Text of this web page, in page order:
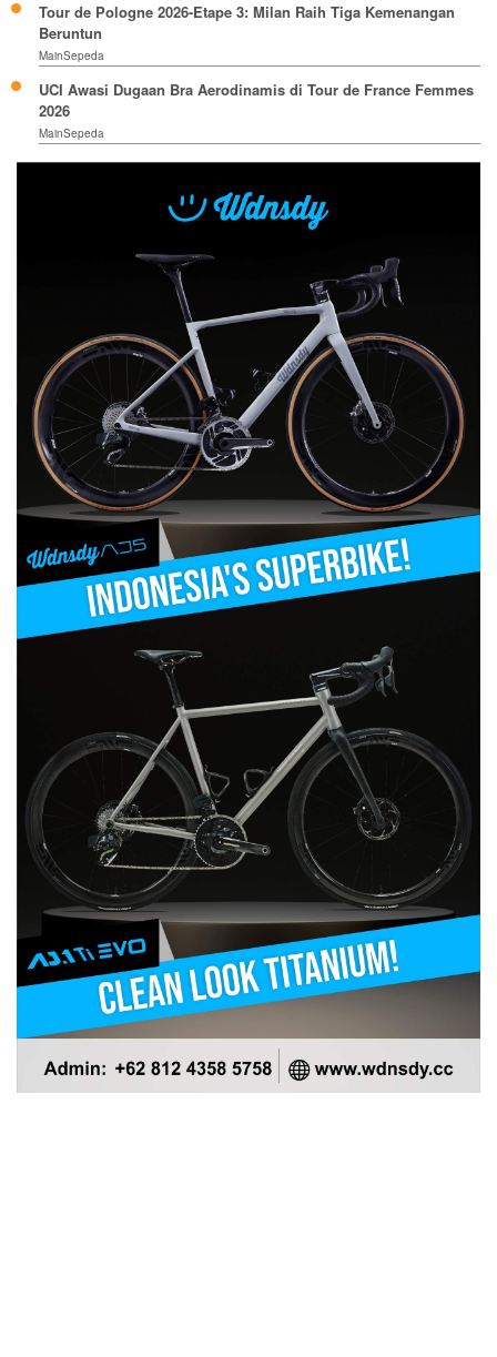
Tour de Pologne 2026-Etape 3: Milan Raih Tiga Kemenangan
Beruntun
MainSepeda
UCI Awasi Dugaan Bra Aerodinamis di Tour de France Femmes
2026
MainSepeda